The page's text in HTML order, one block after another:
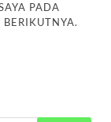
PADA